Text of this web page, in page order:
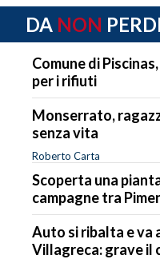
DA NON
Comune di
per i rifiuti
Monserrato,
senza vita
Roberto Carta
Scoperta una
campagne tra
Auto si ribalta e va
Villagreca: grave il